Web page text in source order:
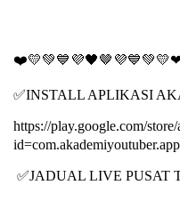
❤💛💚💙💜🖤🤎
✅INSTALL APLIKASI
https://play.google.com/store/
✅JADUAL LIVE PUSAT